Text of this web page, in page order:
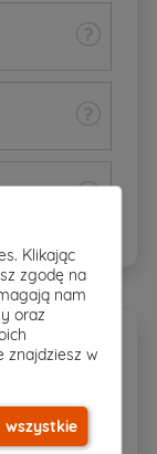
Klikając
zgodę na
nam
oraz
znajdziesz w
wszystkie